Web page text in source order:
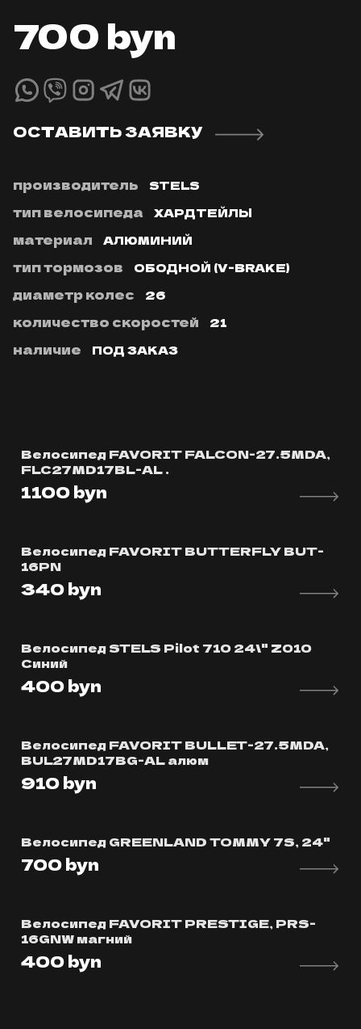
700byn
ОСТАВИТЬ ЗАЯВКУ
производитель STELS
тип велосипеда ХАРДТЕЙЛЫ
материал АЛЮМИНИЙ
тип тормозов ОБОДНОЙ (V-BRAKE)
диаметр колес 26
количество скоростей 21
наличие ПОД ЗАКАЗ
Велосипед FAVORIT FALCON-27.5MDA,
FLC27MD17BL-AL .
1100byn
Велосипед FAVORIT BUTTERFLY BUT-
16PN
340byn
Велосипед STELS Pilot 710 24\" Z010
Синий
400byn
Велосипед FAVORIT BULLET-27.5MDA,
BUL27MD17BG-AL алюм
910byn
Велосипед GREENLAND TOMMY 7S, 24"
700byn
Велосипед FAVORIT PRESTIGE, PRS-
16GNW магний
400byn